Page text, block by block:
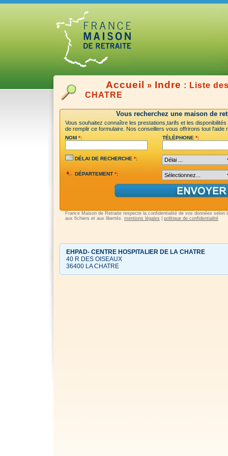
Accueil » Indre : Liste
CHATRE
Vous recherchez une maison de
Vous souhaitez connaître les prestations,tarifs et les
de remplir ce formulaire. Nos conseillers vous offrirons tout
NOM *: TÉLÉPHONE *:
DÉLAI DE RECHERCHE *:
DÉPARTEMENT *:
France Maison de Retraite respecte la confidentialité de vos données selon
aux fichiers et aux libertés. mentions légales politique de confidentialité
EHPAD- CENTRE HOSPITALIER DE LA CHATRE
40 R DES OISEAUX
36400 LA CHATRE